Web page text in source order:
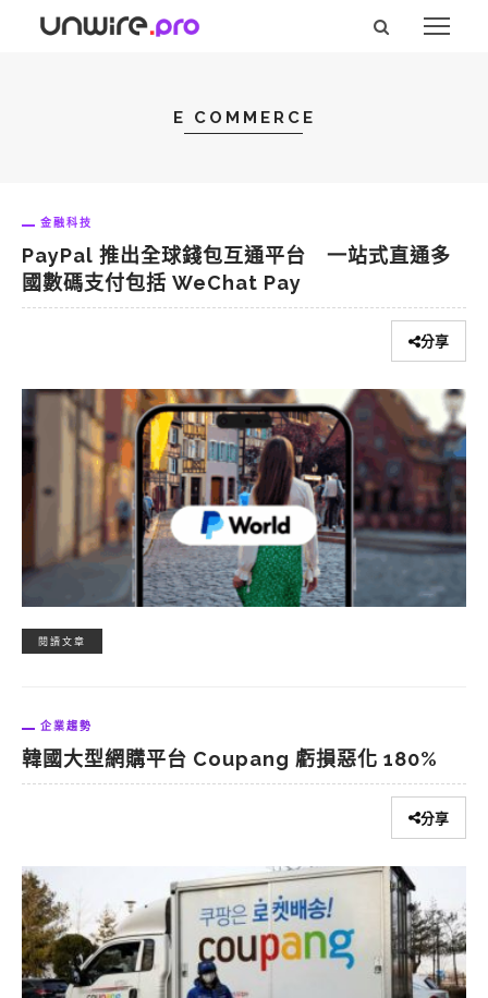
E COMMERCE
金融科技
PayPal 推出全球錢包互通平台 一站式直通多
國數碼支付包括 WeChat Pay
分享
閱讀文章
企業趨勢
韓國大型網購平台 Coupang 虧損惡化 180%
分享